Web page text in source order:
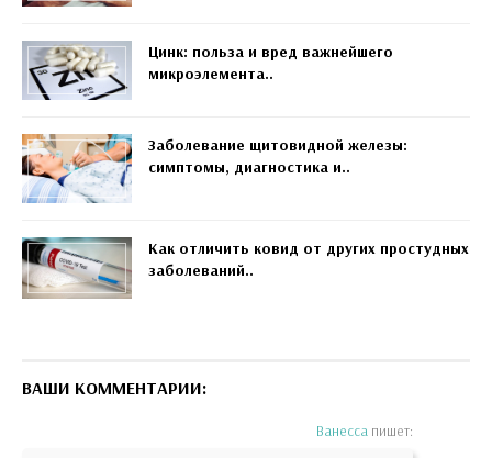
Цинк: польза и вред важнейшего
микроэлемента..
Заболевание щитовидной железы:
симптомы, диагностика и..
Как отличить ковид от других простудных
заболеваний..
ВАШИ КОММЕНТАРИИ:
Ванесса пишет: